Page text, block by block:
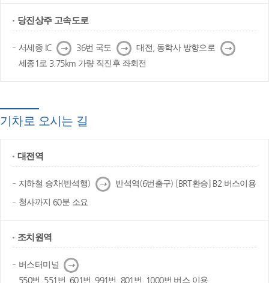
당진상주 고속도로
서세종 IC 다
음
36번 국도 다
음
대전, 동학사 방향으로 다
음
세종1로 3.75km 가량 직진후 좌회전
기차로 오시는 길
대전역
지하철 승차(반석행) 다
음
반석역(6번출구) [BRT환승] B2 버스이용
청사까지 60분 소요
조치원역
버스터미널 다
음
550번, 551번, 601번, 991번, 801번, 1000번 버스 이용